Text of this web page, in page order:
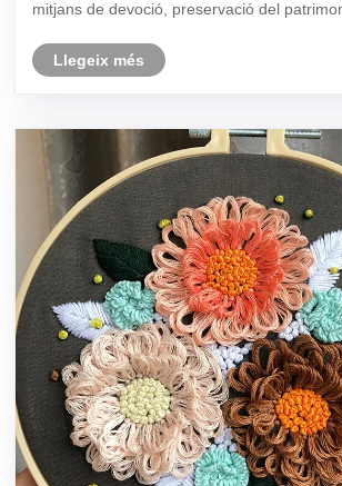
mitjans de devoció, preservació del
tècn......
Llegeix més